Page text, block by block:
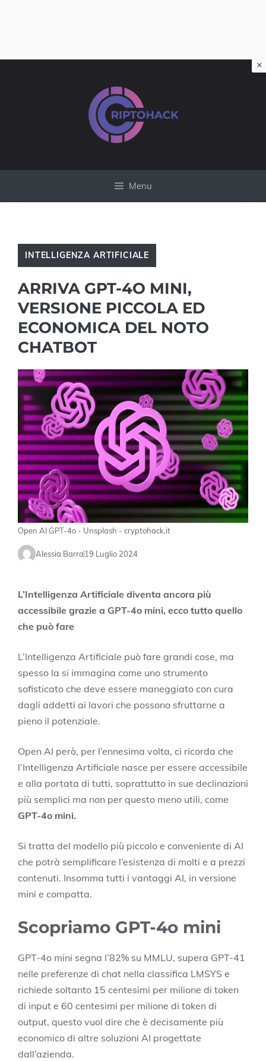
Menu
INTELLIGENZA ARTIFICIALE
ARRIVA GPT-4O MINI,
VERSIONE PICCOLA ED
ECONOMICA DEL NOTO
CHATBOT
Open AI GPT-4o - Unsplash - cryptohack.it
Alessia Barra 19 Luglio 2024
L’Intelligenza Artificiale diventa ancora più
accessibile grazie a GPT-4o mini, ecco tutto quello
che può fare
L’Intelligenza Artificiale può fare grandi cose, ma
spesso la si immagina come uno strumento
sofisticato che deve essere maneggiato con cura
dagli addetti ai lavori che possono sfruttarne a
pieno il potenziale.
Open AI però, per l’ennesima volta, ci ricorda che
l’Intelligenza Artificiale nasce per essere accessibile
e alla portata di tutti, soprattutto in sue declinazioni
più semplici ma non per questo meno utili, come
GPT-4o mini.
Si tratta del modello più piccolo e conveniente di AI
che potrà semplificare l’esistenza di molti e a prezzi
contenuti. Insomma tutti i vantaggi AI, in versione
mini e compatta.
Scopriamo GPT-4o mini
GPT-4o mini segna l’82% su MMLU, supera GPT-41
nelle preferenze di chat nella classifica LMSYS e
richiede soltanto 15 centesimi per milione di token
di input e 60 centesimi per milione di token di
output, questo vuol dire che è decisamente più
economico di altre soluzioni AI progettate
dall’azienda.
×